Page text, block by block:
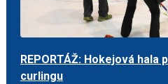
REPORTÁŽ: Hokejová hala
curlingu